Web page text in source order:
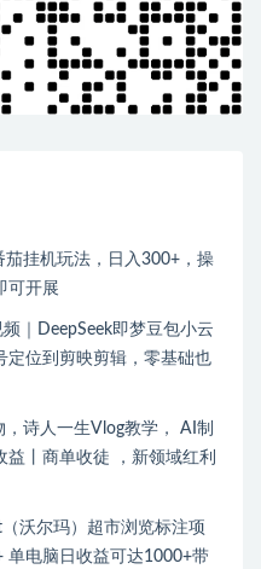
茄挂机玩法，日入300+，操
可开展
｜DeepSeek即梦豆包小云
定位到剪映剪辑，零基础也
，诗人一生Vlog教学， AI制
益丨商单收徒 ，新领域红利
沃尔玛）超市浏览标注项
单电脑日收益可达1000+带